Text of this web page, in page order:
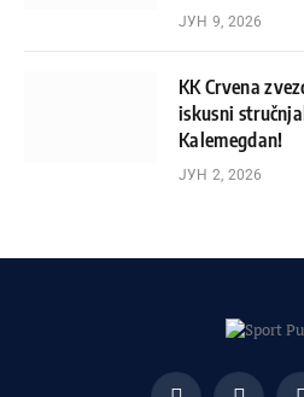
ЈУН 9, 2026
KK Crvena
iskusni
Kalemegdan!
ЈУН 2, 2026